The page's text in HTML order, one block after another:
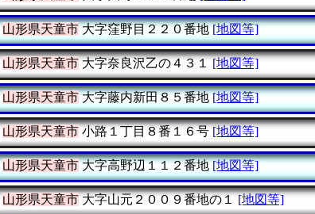
山形県天童市大字窪野目２２０番地 [地図等]
山形県天童市大字奈良沢乙の４３１ [地図等]
山形県天童市大字藤内新田８５番地 [地図等]
山形県天童市小路１丁目８番１６号 [地図等]
山形県天童市大字高野辺１１２番地 [地図等]
山形県天童市大字山元２００９番地の１ [地図等]